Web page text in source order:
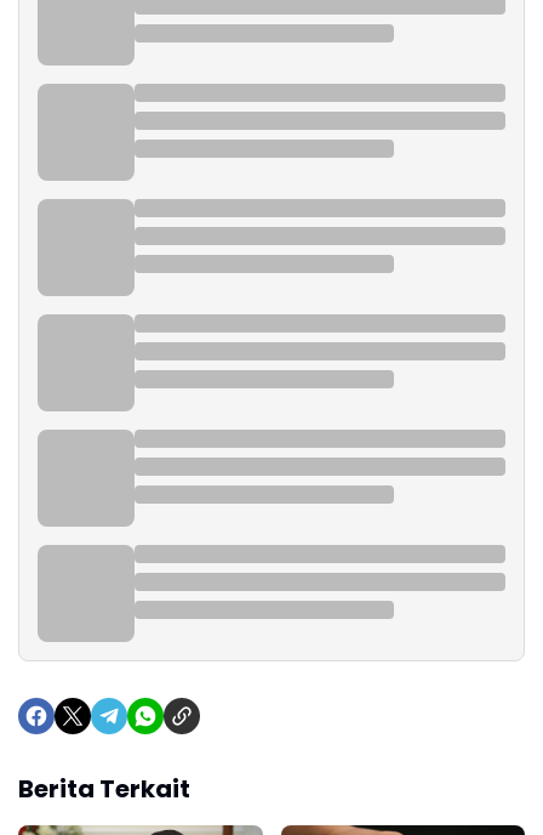
Berita Terkait